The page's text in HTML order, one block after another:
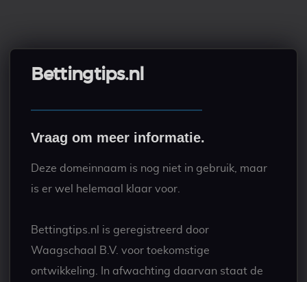
Bettingtips.nl
Vraag om meer informatie.
Deze domeinnaam is nog niet in gebruik, maar
is er wel helemaal klaar voor.
Bettingtips.nl is geregistreerd door
Waagschaal B.V. voor toekomstige
ontwikkeling. In afwachting daarvan staat de